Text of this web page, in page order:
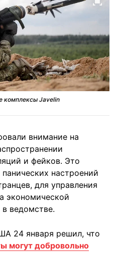
комплексы Javelin
внимание на
и фейков. Это
настроений
для управления
экономической
ведомстве.
24 января решил, что
могут добровольно